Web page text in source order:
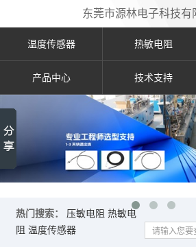
东莞市源林电子科技有
温度传感器 热敏电阻
产品中心 技术支持
热门搜索： 压敏电阻 热敏电
阻 温度传感器